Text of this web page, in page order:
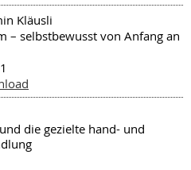
Kläusli
– selbstbewusst von Anfang an
die gezielte hand- und